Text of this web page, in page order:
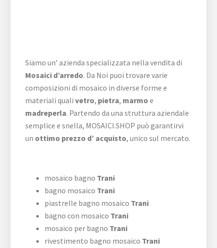
Siamo un’ azienda specializzata nella vendita di
Mosaici d’arredo. Da Noi puoi trovare varie
composizioni di mosaico in diverse forme e
materiali qualivetro, pietra, marmo e
madreperla. Partendo da una struttura aziendale
semplice e snella, MOSAICI.SHOP può garantirvi
un ottimo prezzo d’ acquisto, unico sul mercato.
mosaico bagno Trani
bagno mosaico Trani
piastrelle bagno mosaico Trani
bagno con mosaico Trani
mosaico per bagno Trani
rivestimento bagno mosaico Trani